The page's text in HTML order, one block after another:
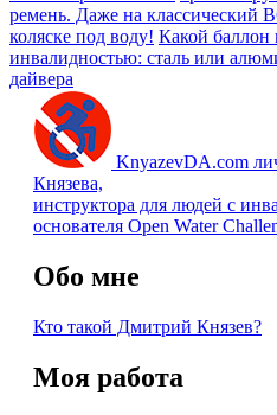
ремень. Даже на классический
коляске под воду! Какой баллон
инвалидностью: сталь или
дайвера
KnyazevDA.com
Князева,
инструктора для людей с
основателя Open Water
Обо мне
Кто такой Дмитрий Князев?
Моя работа